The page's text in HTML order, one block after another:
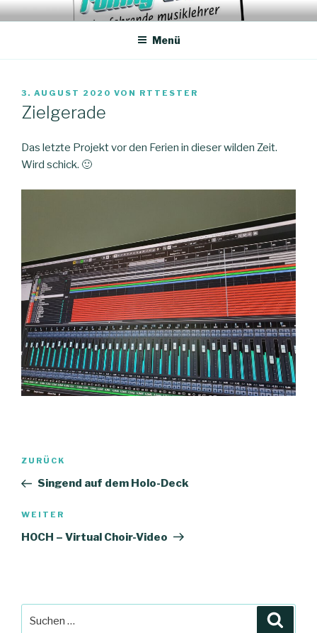
Zum
InhaltROLLING TONES – DER
FAHRENDE MUSIKLEHRER
Unterricht, Coachings, Chor-Arrangements
Menü
VERÖFFENTLICHT
AM
3. AUGUST 2020 VON RTTESTER
Zielgerade
Das letzte Projekt vor den Ferien in dieser wilden Zeit.
Wird schick. 🙂
Beitragsnavigation
Vorheriger
Beitrag
ZURÜCK
Singend auf dem Holo-Deck
Nächster
Beitrag
WEITER
HOCH – Virtual Choir-Video
nach: